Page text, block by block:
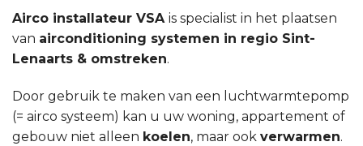
Airco installateur VSA is specialist in het plaatsen
van airconditioning systemen in regio Sint-
Lenaarts & omstreken.
Door gebruik te maken van een luchtwarmtepomp
(= airco systeem) kan u uw woning, appartement of
gebouw niet alleen koelen, maar ook verwarmen.